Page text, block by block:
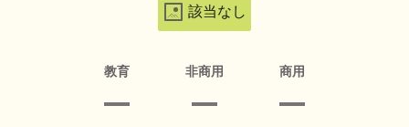
該当なし
教育 非商用 商用